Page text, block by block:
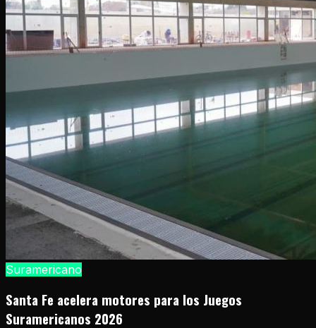
Suramericano
Santa Fe acelera motores para los Juegos
Suramericanos 2026